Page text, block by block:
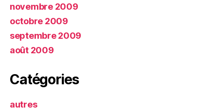
novembre 2009
octobre 2009
septembre 2009
août 2009
Catégories
autres